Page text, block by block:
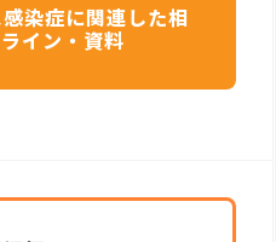
染症に関連した相
イン・資料